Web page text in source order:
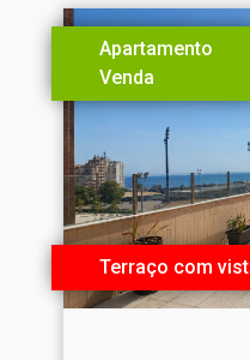
Apartamento
Venda
Terraço com